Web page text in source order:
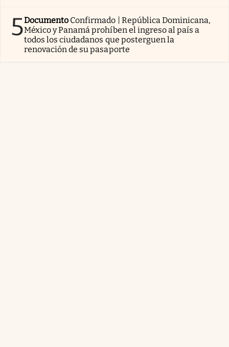
5Documento Confirmado | República Dominicana,
México y Panamá prohíben el ingreso al país a
todos los ciudadanos que posterguen la
renovación de su pasaporte